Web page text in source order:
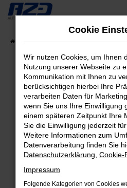
Zum
springen
FEHLER:
Beim Laden ist ein Fehler
Hier sind ein paar Tipps, die
Überprüfe deine
Internetverbindung.
Laden andere Webseiten,
Suchmaschine?
Cookie
Wir nutzen Cookies, um Ihnen
Nutzung unserer Webseite zu
Kommunikation mit Ihnen zu
berücksichtigen hierbei Ihre
verarbeiten Daten für
wenn Sie uns Ihre Einwilligung
einem späteren Zeitpunkt Ihre
Sie die Einwilligung jederzeit
Weitere Informationen zum
Datenverarbeitung finden Sie
Datenschutzerklärung Cookie-
Impressum
Folgende Kategorien von Cookies